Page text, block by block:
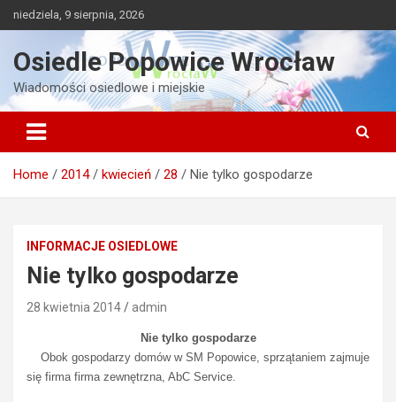
Skip
to
niedziela, 9 sierpnia, 2026
Osiedle Popowice Wrocław
Wiadomości osiedlowe i miejskie
Home 2014 kwiecień 28 Nie tylko gospodarze
INFORMACJE OSIEDLOWE
Nie tylko gospodarze
28 kwietnia 2014 admin
Nie tylko gospodarze
Obok gospodarzy domów w SM Popowice, sprzątaniem zajmuje
się firma firma zewnętrzna, AbC Service.